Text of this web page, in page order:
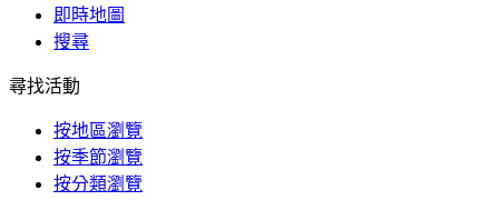
即時地圖
搜尋
尋找活動
按地區瀏覽
按季節瀏覽
按分類瀏覽